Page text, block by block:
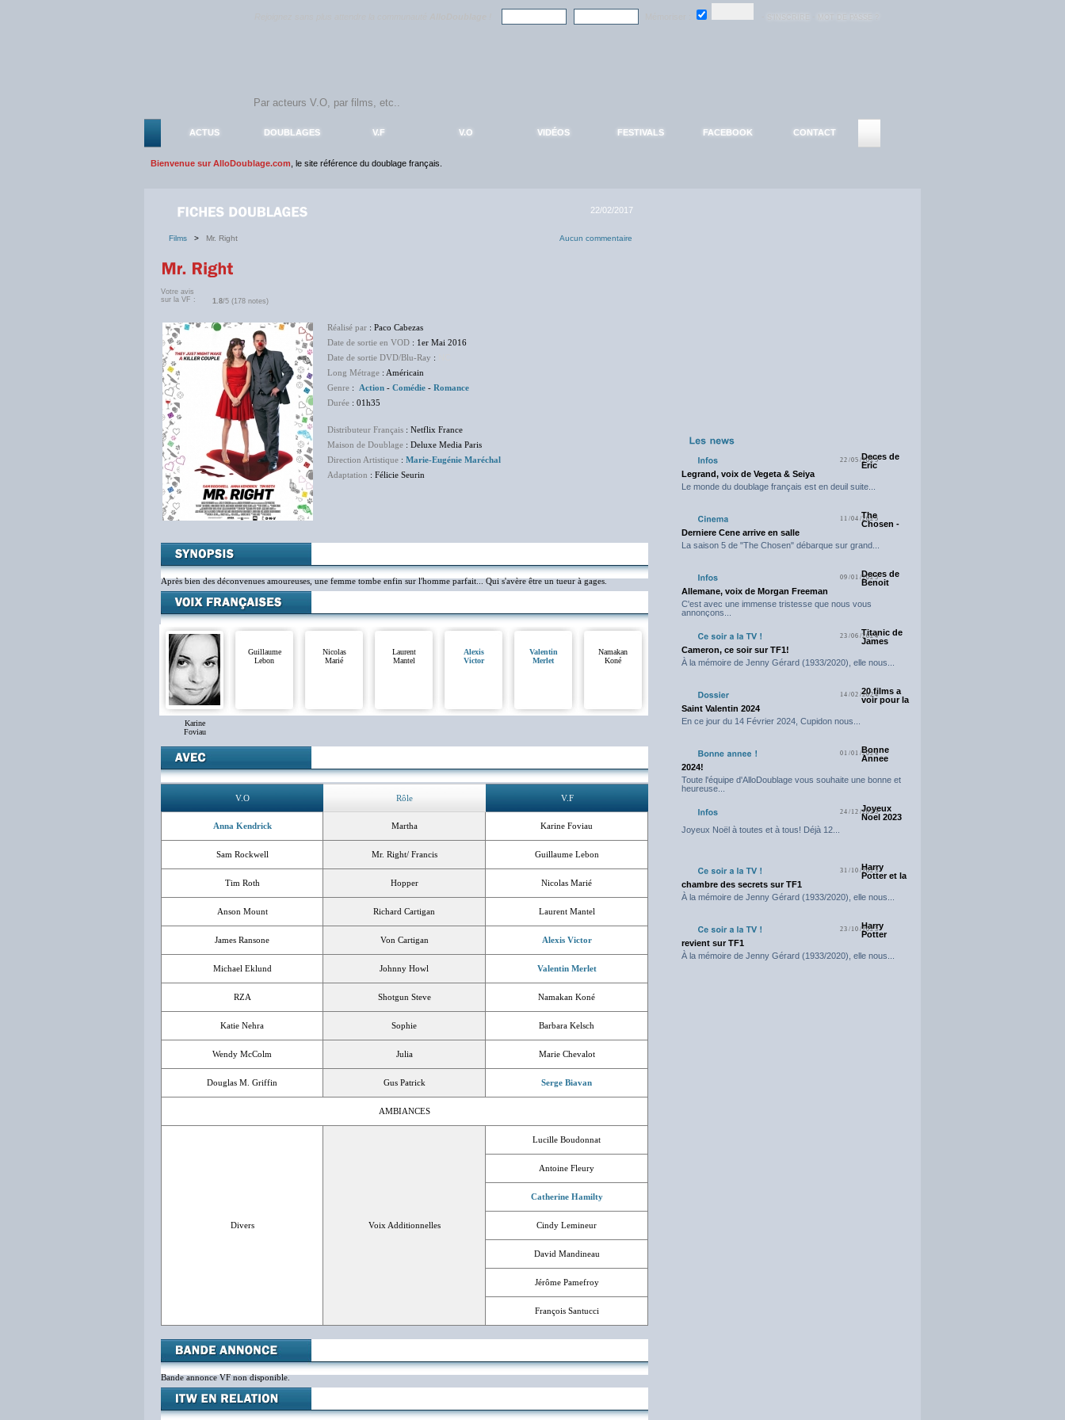
ACTUS DOUBLAGES V.F V.O VIDÉOS FESTIVALS FACEBOOK CONTACT
Bienvenue sur AlloDoublage.com , le site référence du doublage français.
22/02/2017
Films > Mr. Right Aucun commentaire
Votre avis
sur la VF :
1.8/5 (178 notes)
Réalisé par : Paco Cabezas
Date de sortie en VOD : 1er Mai 2016
Date de sortie DVD/Blu-Ray :
Long Métrage : Américain
Genre : Action - Comédie - Romance
Durée : 01h35
Distributeur Français : Netflix France
Maison de Doublage : Deluxe Media Paris
Direction Artistique : Marie-Eugénie Maréchal
Adaptation : Félicie Seurin
Après bien des déconvenues amoureuses, une femme tombe enfin sur l'homme parfait... Qui s'avère être un tueur à gages.
Karine
Foviau
Guillaume
Lebon
Nicolas
Marié
Laurent
Mantel
Alexis
Victor
Valentin
Merlet
Namakan
Koné
V.O Rôle V.F
Anna Kendrick Martha Karine Foviau
Sam Rockwell Mr. Right/ Francis Guillaume Lebon
Tim Roth Hopper Nicolas Marié
Anson Mount Richard Cartigan Laurent Mantel
James Ransone Von Cartigan Alexis Victor
Michael Eklund Johnny Howl Valentin Merlet
RZA Shotgun Steve Namakan Koné
Katie Nehra Sophie Barbara Kelsch
Wendy McColm Julia Marie Chevalot
Douglas M. Griffin Gus Patrick Serge Biavan
AMBIANCES
Divers Voix Additionnelles
Lucille Boudonnat
Antoine Fleury
Catherine Hamilty
Cindy Lemineur
David Mandineau
Jérôme Pamefroy
François Santucci
Bande annonce VF non disponible.
22/05/2025Deces de
Eric
Legrand, voix de Vegeta & Seiya
Le monde du doublage français est en deuil suite...
11/04/2025
The
Chosen -
Derniere Cene arrive en salle
La saison 5 de "The Chosen" débarque sur grand...
09/01/2025Deces de
Benoit
Allemane, voix de Morgan Freeman
C'est avec une immense tristesse que nous vous
annonçons...
23/06/2024Titanic de
James
Cameron, ce soir sur TF1!
À la mémoire de Jenny Gérard (1933/2020), elle nous...
14/02/202420 films a
voir pour la
Saint Valentin 2024
En ce jour du 14 Février 2024, Cupidon nous...
01/01/2024
Bonne
Annee
2024!
Toute l'équipe d'AlloDoublage vous souhaite une bonne et
heureuse...
24/12/2023
Joyeux
Noel 2023
Joyeux Noël à toutes et à tous! Déjà 12...
31/10/2023
Harry
Potter et la
chambre des secrets sur TF1
À la mémoire de Jenny Gérard (1933/2020), elle nous...
23/10/2023
Harry
Potter
revient sur TF1
À la mémoire de Jenny Gérard (1933/2020), elle nous...